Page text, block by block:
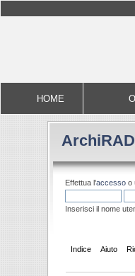
HOME
Effettua l'accesso o
Inserisci il nome
Indice Aiuto